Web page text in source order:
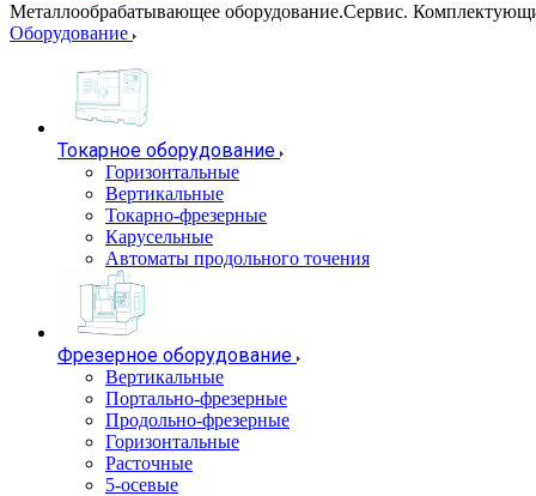
Металлообрабатывающее оборудование.Сервис.
Оборудование
Токарное оборудование
Горизонтальные
Вертикальные
Токарно-фрезерные
Карусельные
Автоматы продольного точения
Фрезерное оборудование
Вертикальные
Портально-фрезерные
Продольно-фрезерные
Горизонтальные
Расточные
5-осевые